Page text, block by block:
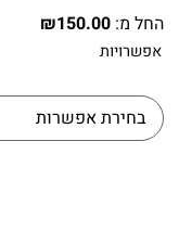
החל מ: ₪150.00
אפשרויות